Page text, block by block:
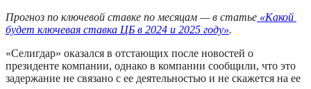
Прогноз по ключевой ставке по месяцам — в статье «Какой
будет ключевая ставка ЦБ в 2024 и 2025 году».
«Селигдар» оказался в отстающих после новостей о
президенте компании, однако в компании сообщили, что это
задержание не связано с ее деятельностью и не скажется на ее